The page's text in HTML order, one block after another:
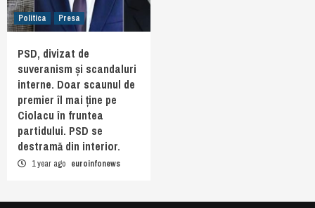
Politica Presa
PSD, divizat de
suveranism și scandaluri
interne. Doar scaunul de
premier îl mai ține pe
Ciolacu în fruntea
partidului. PSD se
destramă din interior.
1 year ago euroinfonews